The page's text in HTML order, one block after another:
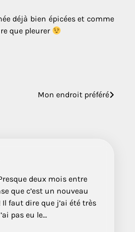
déjà bien épicées et comme
que pleurer
Mon endroit préféré
deux mois entre
que c’est un nouveau
faut dire que j’ai été très
pas eu le…